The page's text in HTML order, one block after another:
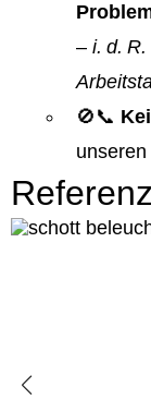
– i. d.
🚫📞